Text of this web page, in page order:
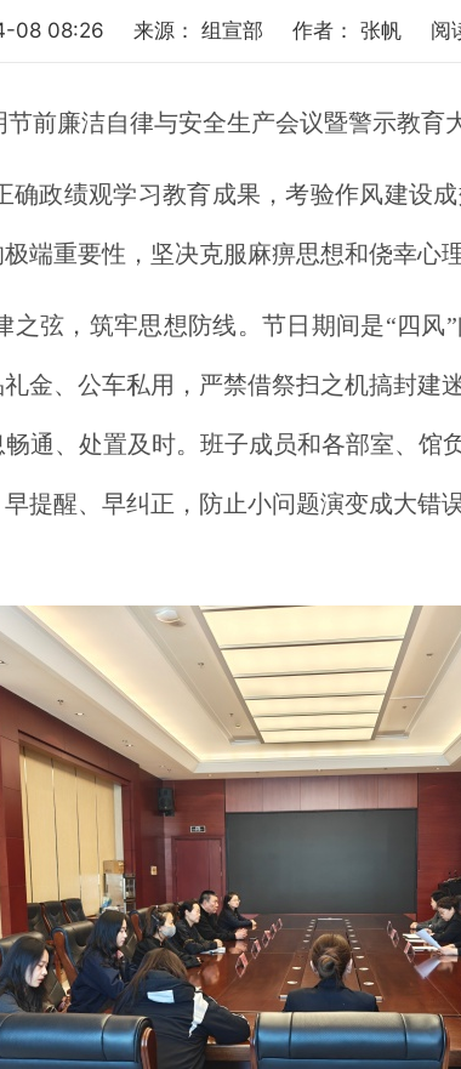
08 08:26 来源： 组宣部 作者： 张帆 阅
前廉洁自律与安全生产会议暨警示教育
政绩观学习教育成果，考验作风建设
端重要性，坚决克服麻痹思想和侥幸心
弦，筑牢思想防线。节日期间是“四
金、公车私用，严禁借祭扫之机搞封建
通、处置及时。班子成员和各部室、馆
提醒、早纠正，防止小问题演变成大错